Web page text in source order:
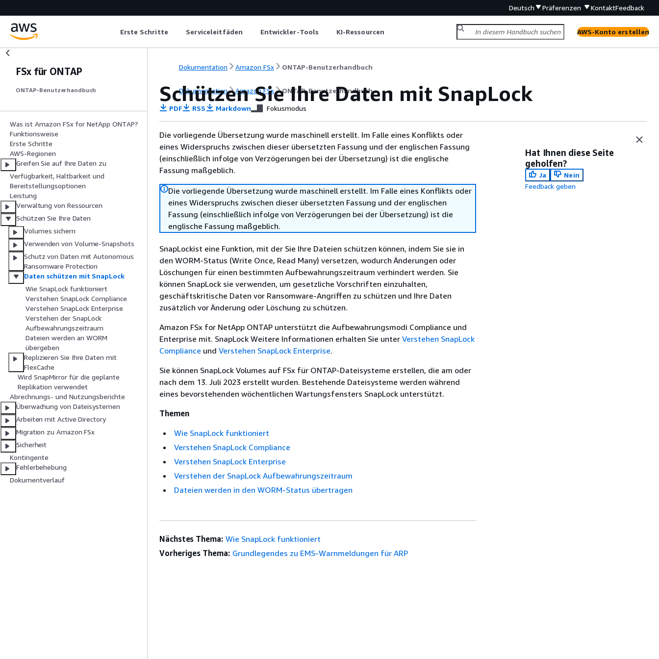
Deutsch Präferenzen KontaktFeedback
Erste Schritte Serviceleitfäden Entwickler-Tools KI-Ressourcen AWS-Konto erstellen
FSx für ONTAP
ONTAP-Benutzerhandbuch
Was ist Amazon FSx for NetApp ONTAP?
Funktionsweise
Erste Schritte
AWS-Regionen
Greifen Sie auf Ihre Daten zu
Verfügbarkeit, Haltbarkeit und
Bereitstellungsoptionen
Leistung
Verwaltung von Ressourcen
Schützen Sie Ihre Daten
Volumes sichern
Verwenden von Volume-Snapshots
Schutz von Daten mit Autonomous
Ransomware Protection
Daten schützen mit SnapLock
Wie SnapLock funktioniert
Verstehen SnapLock Compliance
Verstehen SnapLock Enterprise
Verstehen der SnapLock
Aufbewahrungszeitraum
Dateien werden an WORM
übergeben
Replizieren Sie Ihre Daten mit
FlexCache
Wird SnapMirror für die geplante
Replikation verwendet
Abrechnungs- und Nutzungsberichte
Überwachung von Dateisystemen
Arbeiten mit Active Directory
Migration zu Amazon FSx
Sicherheit
Kontingente
Fehlerbehebung
Dokumentverlauf
Dokumentation Amazon FSx ONTAP-Benutzerhandbuch
Dokumentation Amazon FSx ONTAP-Benutzerhandbuch
Schützen Sie Ihre Daten mit SnapLock
PDF RSS Markdown Fokusmodus
Die vorliegende Übersetzung wurde maschinell erstellt. Im Falle eines Konflikts oder
eines Widerspruchs zwischen dieser übersetzten Fassung und der englischen Fassung
(einschließlich infolge von Verzögerungen bei der Übersetzung) ist die englische
Fassung maßgeblich.
Die vorliegende Übersetzung wurde maschinell erstellt. Im Falle eines Konflikts oder
eines Widerspruchs zwischen dieser übersetzten Fassung und der englischen
Fassung (einschließlich infolge von Verzögerungen bei der Übersetzung) ist die
englische Fassung maßgeblich.
SnapLockist eine Funktion, mit der Sie Ihre Dateien schützen können, indem Sie sie in
den WORM-Status (Write Once, Read Many) versetzen, wodurch Änderungen oder
Löschungen für einen bestimmten Aufbewahrungszeitraum verhindert werden. Sie
können SnapLock sie verwenden, um gesetzliche Vorschriften einzuhalten,
geschäftskritische Daten vor Ransomware-Angriffen zu schützen und Ihre Daten
zusätzlich vor Änderung oder Löschung zu schützen.
Amazon FSx for NetApp ONTAP unterstützt die Aufbewahrungsmodi Compliance und
Enterprise mit. SnapLock Weitere Informationen erhalten Sie unter Verstehen SnapLock
Compliance und Verstehen SnapLock Enterprise.
Sie können SnapLock Volumes auf FSx für ONTAP-Dateisysteme erstellen, die am oder
nach dem 13. Juli 2023 erstellt wurden. Bestehende Dateisysteme werden während
eines bevorstehenden wöchentlichen Wartungsfensters SnapLock unterstützt.
Themen
Wie SnapLock funktioniert
Verstehen SnapLock Compliance
Verstehen SnapLock Enterprise
Verstehen der SnapLock Aufbewahrungszeitraum
Dateien werden in den WORM-Status übertragen
Hat Ihnen diese Seite
geholfen?
Ja
Nein
Feedback geben
Nächstes Thema: Wie SnapLock funktioniert
Vorheriges Thema: Grundlegendes zu EMS-Warnmeldungen für ARP